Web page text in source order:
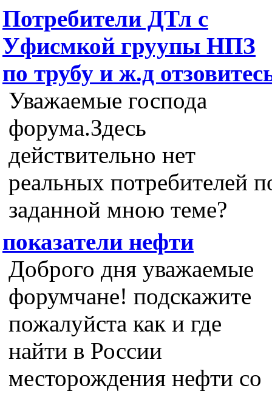
Потребители ДТл с
Уфисмкой груупы НПЗ
по трубу и ж.д
Уважаемые господа
форума.Здесь
действительно нет
реальных потребителей
заданной мною теме?
показатели нефти
Доброго дня уважаемые
форумчане! подскажите
пожалуйста как и где
найти в России
месторождения нефти со